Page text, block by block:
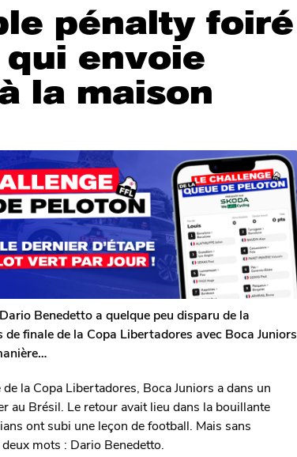
pénalty foiré
envoie
la maison
Benedetto a quelque peu disparu de la
finale de la Copa Libertadores avec Boca Juniors
la Copa Libertadores, Boca Juniors a dans un
au Brésil. Le retour avait lieu dans la bouillante
ont subi une leçon de football. Mais sans
mots : Dario Benedetto.